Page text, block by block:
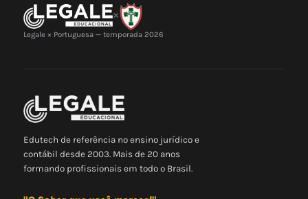
×
Legale × Portuguesa — temporada 2026
Edutech de referência no ensino jurídico e
contábil desde 2003. Mais de 20 anos
formando profissionais em todo o Brasil.